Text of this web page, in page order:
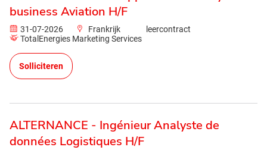
business Aviation H/F
31-07-2026 Frankrijk
leercontract
TotalEnergies Marketing Services
Solliciteren
ALTERNANCE - Ingénieur Analyste de
données Logistiques H/F